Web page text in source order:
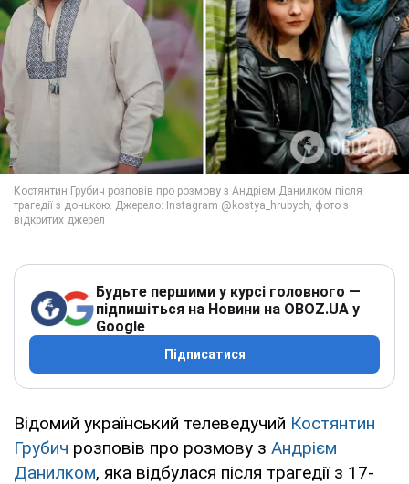
Будьте першими у курсі головного —
підпишіться на Новини на OBOZ.UA у
Google
Підписатися
Відомий український телеведучий Костянтин
Грубич розповів про розмову з Андрієм
Данилком, яка відбулася після трагедії з 17-